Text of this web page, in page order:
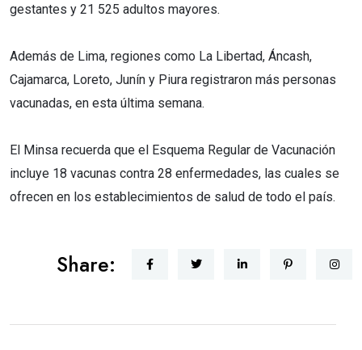
gestantes y 21 525 adultos mayores.
Además de Lima, regiones como La Libertad, Áncash,
Cajamarca, Loreto, Junín y Piura registraron más personas
vacunadas, en esta última semana.
El Minsa recuerda que el Esquema Regular de Vacunación
incluye 18 vacunas contra 28 enfermedades, las cuales se
ofrecen en los establecimientos de salud de todo el país.
Share: